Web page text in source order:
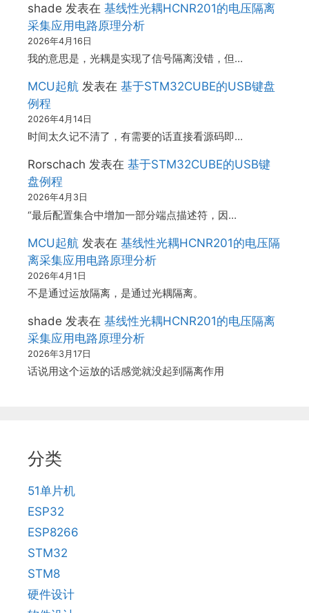
shade 发表在 基线性光耦HCNR201的电压隔离
采集应用电路原理分析
2026年4月16日
我的意思是，光耦是实现了信号隔离没错，但…
MCU起航 发表在 基于STM32CUBE的USB键盘
例程
2026年4月14日
时间太久记不清了，有需要的话直接看源码即…
Rorschach 发表在 基于STM32CUBE的USB键
盘例程
2026年4月3日
“最后配置集合中增加一部分端点描述符，因…
MCU起航 发表在 基线性光耦HCNR201的电压隔
离采集应用电路原理分析
2026年4月1日
不是通过运放隔离，是通过光耦隔离。
shade 发表在 基线性光耦HCNR201的电压隔离
采集应用电路原理分析
2026年3月17日
话说用这个运放的话感觉就没起到隔离作用
分类
51单片机
ESP32
ESP8266
STM32
STM8
硬件设计